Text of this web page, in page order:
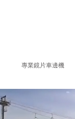
專業鏡片車邊機